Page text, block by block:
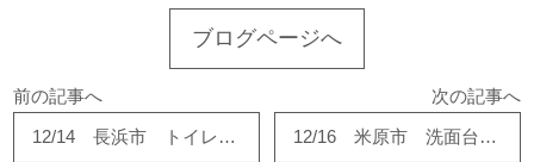
ブログページへ
前の記事へ
12/14 長浜市 トイレ改修工事が完了しました
次の記事へ
12/16 米原市 洗面台水栓交換が完成しました。